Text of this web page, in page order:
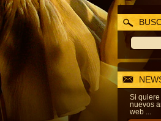
Si
nuevos
web ...